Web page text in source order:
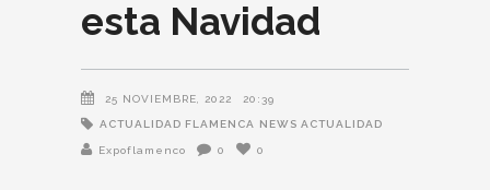
esta Navidad
25 NOVIEMBRE, 2022 20:39
ACTUALIDAD FLAMENCA NEWS ACTUALIDAD
Expoflamenco 0 0